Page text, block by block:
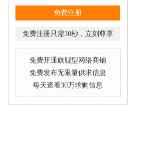
免费注册
免费注册只需30秒，立刻尊享
免费开通旗舰型网络商铺
免费发布无限量供求信息
每天查看30万求购信息